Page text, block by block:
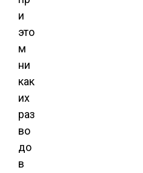
и
это
м
ни
как
их
раз
во
до
в